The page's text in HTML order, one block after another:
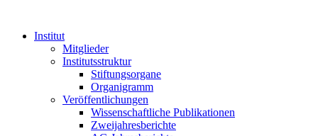
Institut
Mitglieder
Institutsstruktur
Stiftungsorgane
Organigramm
Veröffentlichungen
Wissenschaftliche Publikationen
Zweijahresberichte